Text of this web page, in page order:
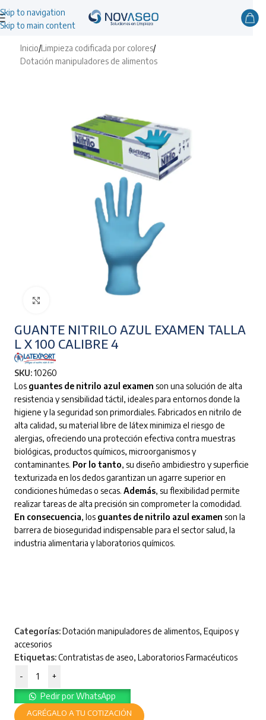
Skip to navigation
Skip to main content
Inicio/Limpieza codificada por colores/
Dotación manipuladores de alimentos
GUANTE NITRILO AZUL EXAMEN TALLA
L X 100 CALIBRE 4
SKU:10260
Los guantes de nitrilo azul examen son una solución de alta
resistencia y sensibilidad táctil, ideales para entornos donde la
higiene y la seguridad son primordiales. Fabricados en nitrilo de
alta calidad, su material libre de látex minimiza el riesgo de
alergias, ofreciendo una protección efectiva contra muestras
biológicas, productos químicos, microorganismos y
contaminantes. Por lo tanto, su diseño ambidiestro y superficie
texturizada en los dedos garantizan un agarre superior en
condiciones húmedas o secas. Además, su flexibilidad permite
realizar tareas de alta precisión sin comprometer la comodidad.
En consecuencia, los guantes de nitrilo azul examen son la
barrera de bioseguridad indispensable para el sector salud, la
industria alimentaria y laboratorios químicos.
Categorías:Dotación manipuladores de alimentos, Equipos y
accesorios
Etiquetas:Contratistas de aseo, Laboratorios Farmacéuticos
-
+
Pedir por WhatsApp
AGRÉGALO A TU COTIZACIÓN